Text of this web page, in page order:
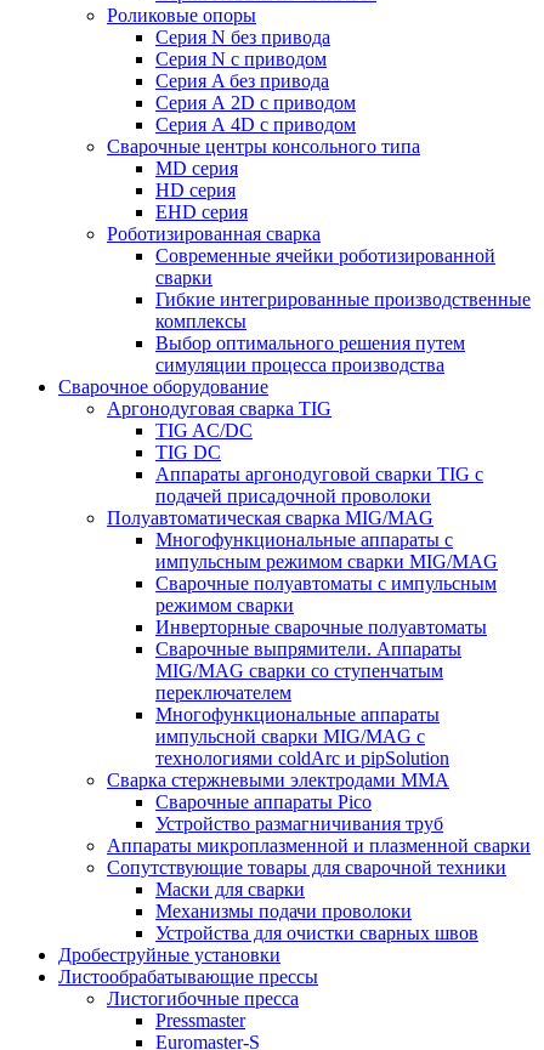
Роликовые опоры
Серия N без привода
Серия N с приводом
Серия A без привода
Серия А 2D с приводом
Серия А 4D с приводом
Сварочные центры консольного типа
MD серия
HD серия
EHD серия
Роботизированная сварка
Современные ячейки роботизированной
сварки
Гибкие интегрированные производственные
комплексы
Выбор оптимального решения путем
симуляции процесса производства
Сварочное оборудование
Аргонодуговая сварка TIG
TIG AC/DC
TIG DC
Аппараты аргонодуговой сварки TIG с
подачей присадочной проволоки
Полуавтоматическая сварка MIG/MAG
Многофункциональные аппараты с
импульсным режимом сварки MIG/MAG
Сварочные полуавтоматы с импульсным
режимом сварки
Инверторные сварочные полуавтоматы
Сварочные выпрямители. Аппараты
MIG/MAG сварки со ступенчатым
переключателем
Многофункциональные аппараты
импульсной сварки MIG/MAG с
технологиями coldArc и pipSolution
Сварка стержневыми электродами MMA
Сварочные аппараты Pico
Устройство размагничивания труб
Аппараты микроплазменной и плазменной сварки
Сопутствующие товары для сварочной техники
Маски для сварки
Механизмы подачи проволоки
Устройства для очистки сварных швов
Дробеструйные установки
Листообрабатывающие прессы
Листогибочные пресса
Pressmaster
Euromaster-S